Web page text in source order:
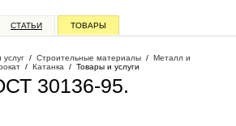
СТАТЬИ ТОВАРЫ
услуг / Строительные материалы / Металл и
/ Катанка / Товары и услуги
30136-95.